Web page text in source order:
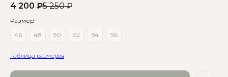
4 200 ₽5 250 ₽
Размер
46
48 50 52 54 56
Таблица размеров
Сомневаетесь в выборе?
посмотреть размерную сетку